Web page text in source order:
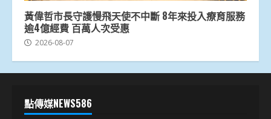
黃偉哲市長守護慢飛天使不中斷 8年來投入療育服務
逾4億經費 百萬人次受惠
2026-08-07
點傳媒NEWS586